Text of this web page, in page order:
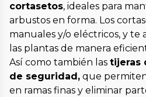
cortasetos, ideales para
arbustos en forma. Los
manuales y/o eléctricos, y te
las plantas de manera
Así como también las tijeras
de seguridad, que
en ramas finas y eliminar